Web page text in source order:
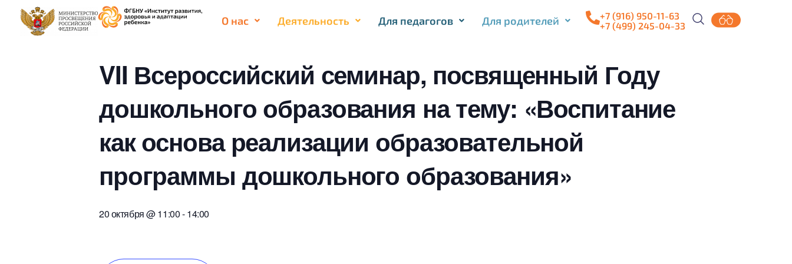
О нас Деятельность Для педагогов Для родителей
+7 (916) 950-11-63
+7 (499) 245-04-33
« Все Мероприятия
VII Всероссийский семинар, посвященный Году
дошкольного образования на тему: «Воспитание
как основа реализации образовательной
программы дошкольного образования»
20 октября @ 11:00-14:00